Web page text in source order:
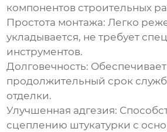
компонентов строительных
Простота монтажа: Легко
укладывается, не требует
инструментов.
Долговечность: Обеспечивает
продолжительный срок
отделки.
Улучшенная адгезия:
сцеплению штукатурки с